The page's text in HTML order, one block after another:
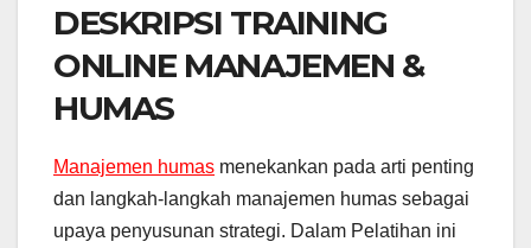
DESKRIPSI TRAINING
ONLINE MANAJEMEN &
HUMAS
Manajemen humas menekankan pada arti penting
dan langkah-langkah manajemen humas sebagai
upaya penyusunan strategi. Dalam Pelatihan ini